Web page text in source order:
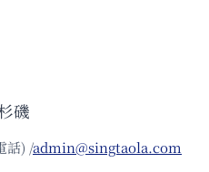
磯
話) /admin@singtaola.com